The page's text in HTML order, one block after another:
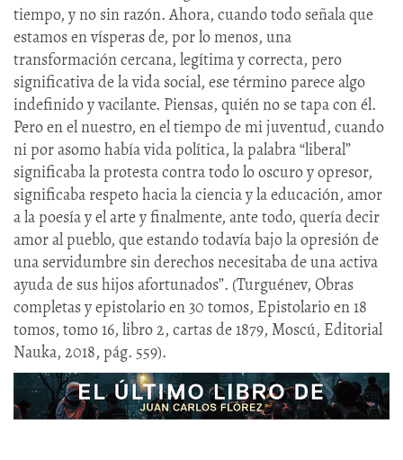
tiempo, y no sin razón. Ahora, cuando todo señala que
estamos en vísperas de, por lo menos, una
transformación cercana, legítima y correcta, pero
significativa de la vida social, ese término parece algo
indefinido y vacilante. Piensas, quién no se tapa con él.
Pero en el nuestro, en el tiempo de mi juventud, cuando
ni por asomo había vida política, la palabra “liberal”
significaba la protesta contra todo lo oscuro y opresor,
significaba respeto hacia la ciencia y la educación, amor
a la poesía y el arte y finalmente, ante todo, quería decir
amor al pueblo, que estando todavía bajo la opresión de
una servidumbre sin derechos necesitaba de una activa
ayuda de sus hijos afortunados”. (Turguénev, Obras
completas y epistolario en 30 tomos, Epistolario en 18
tomos, tomo 16, libro 2, cartas de 1879, Moscú, Editorial
Nauka, 2018, pág. 559).